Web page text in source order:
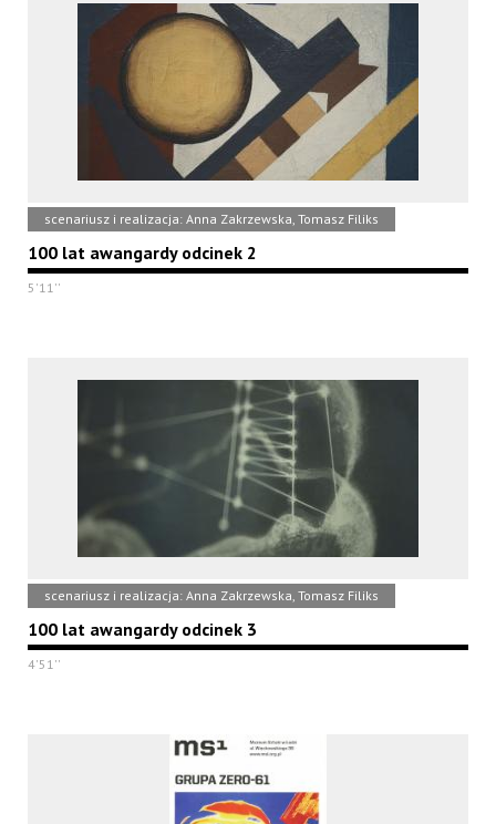
scenariusz i realizacja: Anna Zakrzewska, Tomasz Filiks
100 lat awangardy odcinek 2
5'11''
scenariusz i realizacja: Anna Zakrzewska, Tomasz Filiks
100 lat awangardy odcinek 3
4'51''